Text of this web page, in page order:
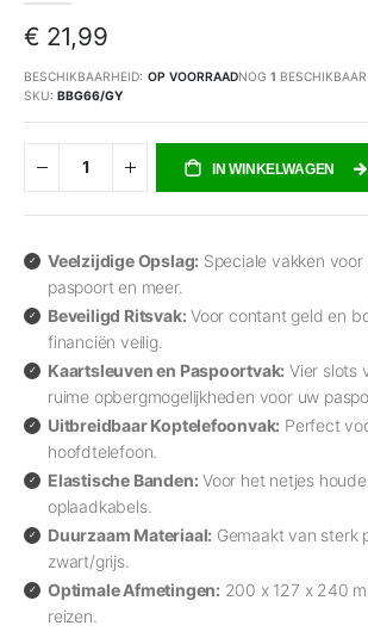
€ 21,99
BESCHIKBAARHEID: OP VOORRAADNOG 1 BESCHIKBAAR
SKU BBG66/GY
IN WINKELWAGEN
Veelzijdige Opslag: Speciale vakken
paspoort en meer.
Beveiligd Ritsvak: Voor contant geld en
financiën veilig.
Kaartsleuven en Paspoortvak: Vier slots
ruime opbergmogelijkheden voor uw
Uitbreidbaar Koptelefoonvak: Perfect
hoofdtelefoon.
Elastische Banden: Voor het netjes
oplaadkabels.
Duurzaam Materiaal: Gemaakt van sterk
zwart/grijs.
Optimale Afmetingen: 200 x 127 x 240
reizen.